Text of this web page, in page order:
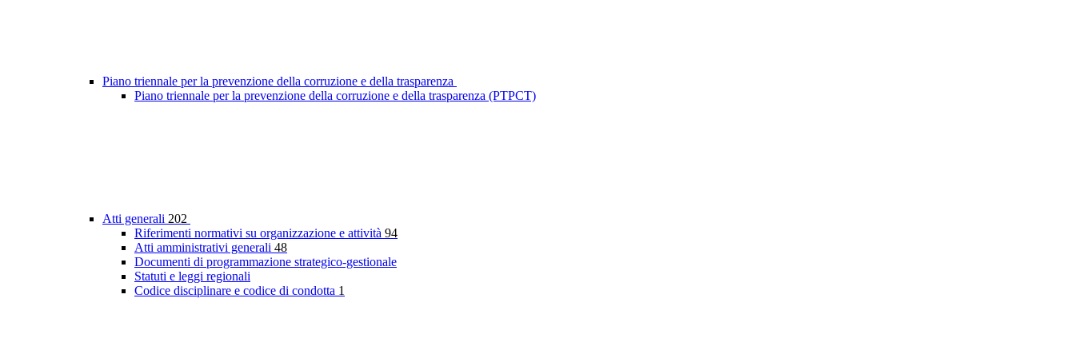
Piano triennale per la prevenzione della corruzione e della trasparenza
Piano triennale per la prevenzione della corruzione e della trasparenza (PTPCT)
Atti generali 202
Riferimenti normativi su organizzazione e attività 94
Atti amministrativi generali 48
Documenti di programmazione strategico-gestionale
Statuti e leggi regionali
Codice disciplinare e codice di condotta 1